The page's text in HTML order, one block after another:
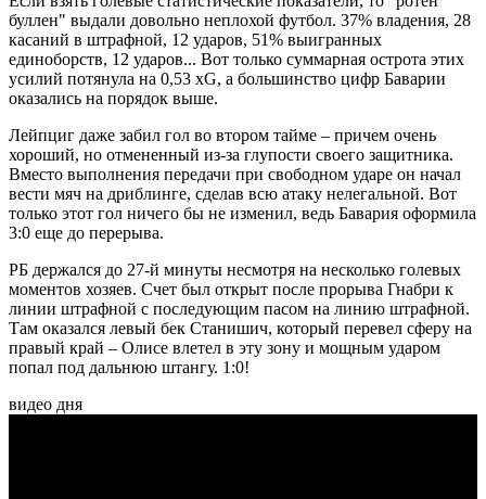
буллен" выдали довольно неплохой футбол. 37% владения, 28
касаний в штрафной, 12 ударов, 51% выигранных
единоборств, 12 ударов... Вот только суммарная острота этих
усилий потянула на 0,53 xG, а большинство цифр Баварии
оказались на порядок выше.
Лейпциг даже забил гол во втором тайме – причем очень
хороший, но отмененный из-за глупости своего защитника.
Вместо выполнения передачи при свободном ударе он начал
вести мяч на дриблинге, сделав всю атаку нелегальной. Вот
только этот гол ничего бы не изменил, ведь Бавария оформила
3:0 еще до перерыва.
РБ держался до 27-й минуты несмотря на несколько голевых
моментов хозяев. Счет был открыт после прорыва Гнабри к
линии штрафной с последующим пасом на линию штрафной.
Там оказался левый бек Станишич, который перевел сферу на
правый край – Олисе влетел в эту зону и мощным ударом
попал под дальнюю штангу. 1:0!
видео дня